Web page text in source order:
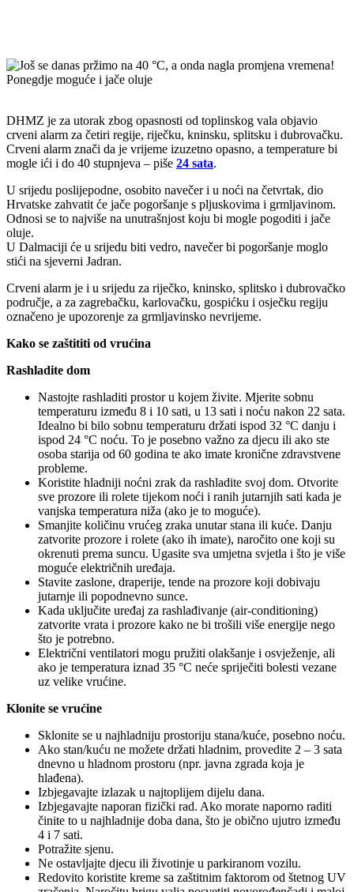
DHMZ je za utorak zbog opasnosti od toplinskog vala objavio
crveni alarm za četiri regije, riječku, kninsku, splitsku i dubrovačku.
Crveni alarm znači da je vrijeme izuzetno opasno, a temperature bi
mogle ići i do 40 stupnjeva – piše 24 sata.
U srijedu poslijepodne, osobito navečer i u noći na četvrtak, dio
Hrvatske zahvatit će jače pogoršanje s pljuskovima i grmljavinom.
Odnosi se to najviše na unutrašnjost koju bi mogle pogoditi i jače
oluje.
U Dalmaciji će u srijedu biti vedro, navečer bi pogoršanje moglo
stići na sjeverni Jadran.
Crveni alarm je i u srijedu za riječko, kninsko, splitsko i dubrovačko
područje, a za zagrebačku, karlovačku, gospićku i osječku regiju
označeno je upozorenje za grmljavinsko nevrijeme.
Kako se zaštititi od vrućina
Rashladite dom
Nastojte rashladiti prostor u kojem živite. Mjerite sobnu
temperaturu između 8 i 10 sati, u 13 sati i noću nakon 22 sata.
Idealno bi bilo sobnu temperaturu držati ispod 32 °C danju i
ispod 24 °C noću. To je posebno važno za djecu ili ako ste
osoba starija od 60 godina te ako imate kronične zdravstvene
probleme.
Koristite hladniji noćni zrak da rashladite svoj dom. Otvorite
sve prozore ili rolete tijekom noći i ranih jutarnjih sati kada je
vanjska temperatura niža (ako je to moguće).
Smanjite količinu vrućeg zraka unutar stana ili kuće. Danju
zatvorite prozore i rolete (ako ih imate), naročito one koji su
okrenuti prema suncu. Ugasite sva umjetna svjetla i što je više
moguće električnih uređaja.
Stavite zaslone, draperije, tende na prozore koji dobivaju
jutarnje ili popodnevno sunce.
Kada uključite uređaj za rashlađivanje (air-conditioning)
zatvorite vrata i prozore kako ne bi trošili više energije nego
što je potrebno.
Električni ventilatori mogu pružiti olakšanje i osvježenje, ali
ako je temperatura iznad 35 °C neće spriječiti bolesti vezane
uz velike vrućine.
Klonite se vrućine
Sklonite se u najhladniju prostoriju stana/kuće, posebno noću.
Ako stan/kuću ne možete držati hladnim, provedite 2 – 3 sata
dnevno u hladnom prostoru (npr. javna zgrada koja je
hlađena).
Izbjegavajte izlazak u najtoplijem dijelu dana.
Izbjegavajte naporan fizički rad. Ako morate naporno raditi
činite to u najhladnije doba dana, što je obično ujutro između
4 i 7 sati.
Potražite sjenu.
Ne ostavljajte djecu ili životinje u parkiranom vozilu.
Redovito koristite kreme sa zaštitnim faktorom od štetnog UV